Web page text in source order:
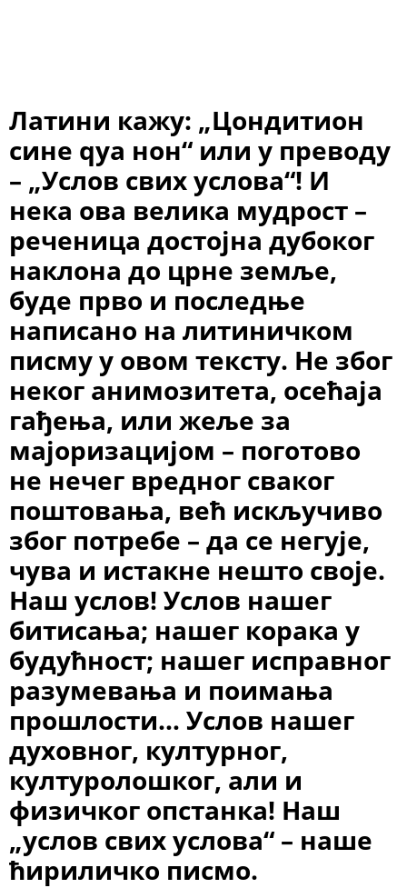
Латини кажу: „Цондитион
сине qуа нон“ или у преводу
– „Услов свих услова“! И
нека ова велика мудрост –
реченица достојна дубоког
наклона до црне земље,
буде прво и последње
написано на литиничком
писму у овом тексту. Не због
неког анимозитета, осећаја
гађења, или жеље за
мајоризацијом – поготово
не нечег вредног сваког
поштовања, већ искључиво
због потребе – да се негује,
чува и истакне нешто своје.
Наш услов! Услов нашег
битисања; нашег корака у
будућност; нашег исправног
разумевања и поимања
прошлости… Услов нашег
духовног, културног,
културолошког, али и
физичког опстанка! Наш
„услов свих услова“ – наше
ћириличко писмо.